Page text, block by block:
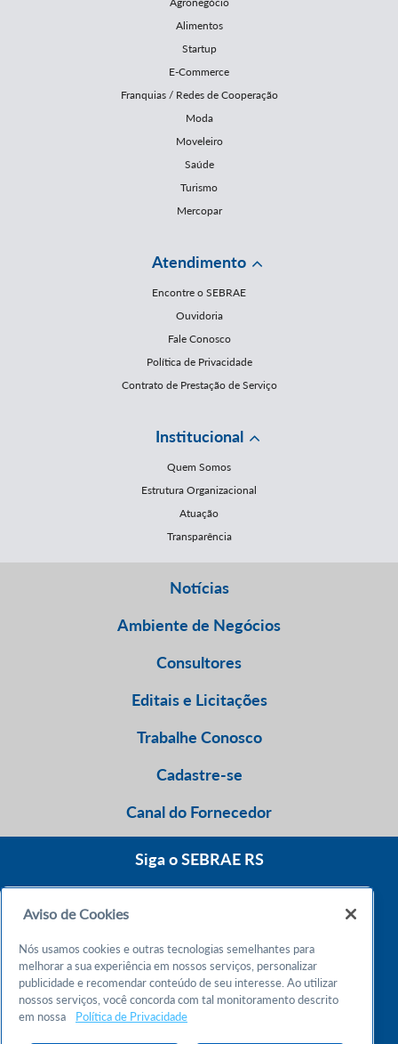
Alimentos
Startup
E-Commerce
Franquias / Redes de Cooperação
Moda
Moveleiro
Saúde
Turismo
Mercopar
Atendimento
Encontre o SEBRAE
Ouvidoria
Fale Conosco
Política de Privacidade
Contrato de Prestação de Serviço
Institucional
Quem Somos
Estrutura Organizacional
Atuação
Transparência
Notícias
Ambiente de Negócios
Consultores
Editais e Licitações
Trabalhe Conosco
Cadastre-se
Canal do Fornecedor
Siga o SEBRAE RS
Atendimento 24h
Chame no WhatsApp
Aviso de Cookies
Nós usamos cookies e outras tecnologias semelhantes para
melhorar a sua experiência em nossos serviços, personalizar
publicidade e recomendar conteúdo de seu interesse. Ao utilizar
nossos serviços, você concorda com tal monitoramento descrito
em nossa
Política de Privacidade